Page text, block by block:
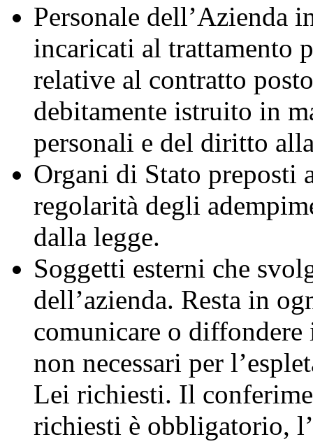
Personale dell’Azienda
incaricati al trattamento
relative al contratto
debitamente istruito in
personali e del diritto
Organi di Stato preposti
regolarità degli
dalla legge.
Soggetti esterni che
dell’azienda. Resta in
comunicare o
non necessari per
Lei richiesti. Il
richiesti è obbligatorio,